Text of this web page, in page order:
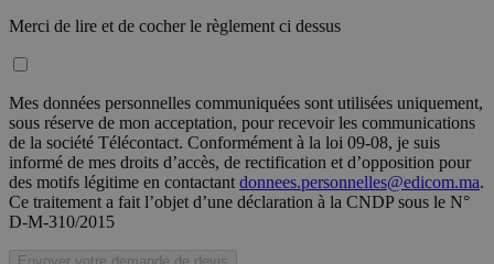
Merci de lire et de cocher le règlement ci dessus
Mes données personnelles communiquées sont utilisées uniquement,
sous réserve de mon acceptation, pour recevoir les communications
de la société Télécontact. Conformément à la loi 09-08, je suis
informé de mes droits d’accès, de rectification et d’opposition pour
des motifs légitime en contactant donnees.personnelles@edicom.ma.
Ce traitement a fait l’objet d’une déclaration à la CNDP sous le N°
D-M-310/2015